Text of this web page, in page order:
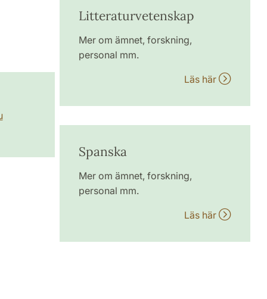
Litteraturvetenskap
Mer om ämnet, forskning,
personal mm.
Läs här
Spanska
Mer om ämnet, forskning,
personal mm.
Läs här